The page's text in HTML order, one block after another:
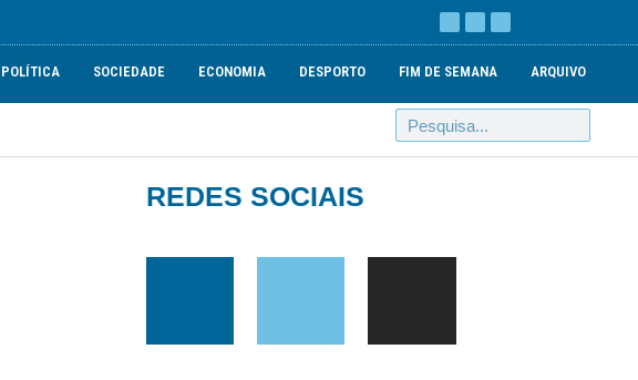
POLÍTICA SOCIEDADE ECONOMIA DESPORTO FIM DE SEMANA ARQUIVO
REDES SOCIAIS